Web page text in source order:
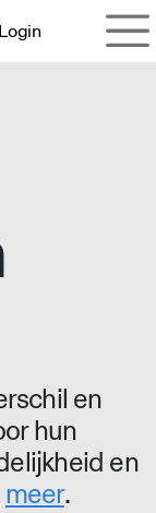
Login
en
hun
en
meer.